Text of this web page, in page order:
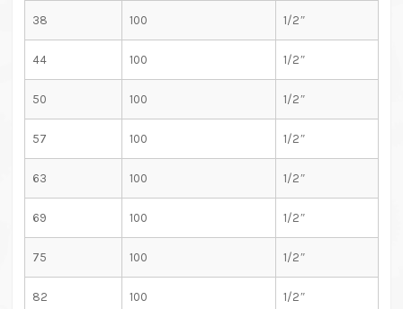
38 100 1/2″
44 100 1/2″
50 100 1/2″
57 100 1/2″
63 100 1/2″
69 100 1/2″
75 100 1/2″
82 100 1/2″